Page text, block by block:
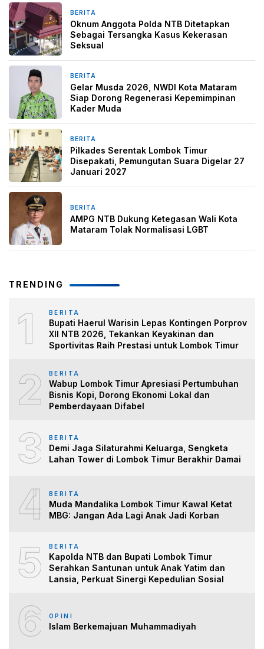
BERITA
Oknum Anggota Polda NTB Ditetapkan
Sebagai Tersangka Kasus Kekerasan
Seksual
BERITA
Gelar Musda 2026, NWDI Kota Mataram
Siap Dorong Regenerasi Kepemimpinan
Kader Muda
BERITA
Pilkades Serentak Lombok Timur
Disepakati, Pemungutan Suara Digelar 27
Januari 2027
BERITA
AMPG NTB Dukung Ketegasan Wali Kota
Mataram Tolak Normalisasi LGBT
TRENDING
1 BERITA
Bupati Haerul Warisin Lepas Kontingen Porprov
XII NTB 2026, Tekankan Keyakinan dan
Sportivitas Raih Prestasi untuk Lombok Timur
2 BERITA
Wabup Lombok Timur Apresiasi Pertumbuhan
Bisnis Kopi, Dorong Ekonomi Lokal dan
Pemberdayaan Difabel
3 BERITA
Demi Jaga Silaturahmi Keluarga, Sengketa
Lahan Tower di Lombok Timur Berakhir Damai
4 BERITA
Muda Mandalika Lombok Timur Kawal Ketat
MBG: Jangan Ada Lagi Anak Jadi Korban
5 BERITA
Kapolda NTB dan Bupati Lombok Timur
Serahkan Santunan untuk Anak Yatim dan
Lansia, Perkuat Sinergi Kepedulian Sosial
6 OPINI
Islam Berkemajuan Muhammadiyah